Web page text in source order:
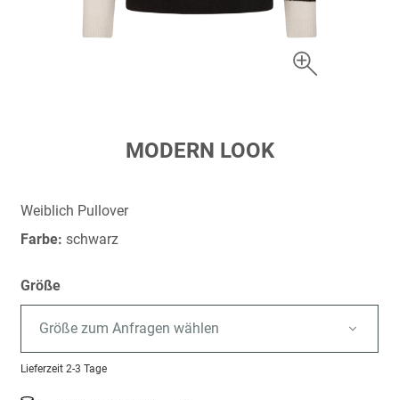
springen
MODERN LOOK
Weiblich Pullover
Farbe: schwarz
Größe
Größe zum Anfragen wählen
Lieferzeit 2-3 Tage